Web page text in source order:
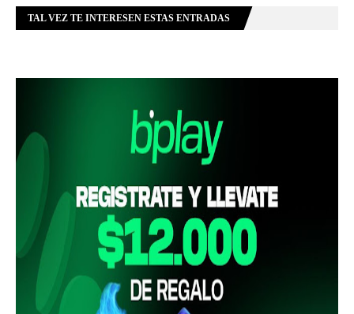
TAL VEZ TE INTERESEN ESTAS ENTRADAS